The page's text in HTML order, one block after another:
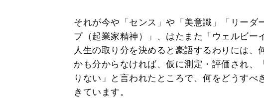
それが今や「センス」や「美意識」「リーダ
プ（起業家精神）」、はたまた「ウェルビー
人生の取り分を決めると豪語するわりには、
かも分からなければ、仮に測定・評価され、
りない」と言われたところで、何をどうすべ
きています。